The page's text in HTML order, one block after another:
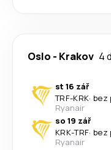
Oslo - Krakov 4
st 16 zář
TRF-KRK· bez
Ryanair
so 19 zář
KRK-TRF· bez
Ryanair